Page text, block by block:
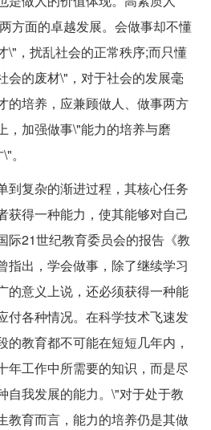
方面的卓越发展。会做事却不懂
\"，扰乱社会的正常秩序;而只懂
会的废材\"，对于社会的发展毫
的培养，应兼顾做人、做事两方
，加强做事\"能力的培养与磨
。
到复杂的渐进过程，其核心任务
获得一种能力，使其能够对自己
际21世纪教育委员会的报告《教
指出，学会做事，除了继续学习
的意义上说，还必须获得一种能
付各种情况。在科学技术飞速发
的教育都不可能在短短几年内，
年工作中所需要的知识，而是尽
自我发展的能力。\"对于处于教
教育而言，能力的培养仍是其做